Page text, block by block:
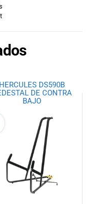
HERCULES DS590B
DE CONTRA
BAJO